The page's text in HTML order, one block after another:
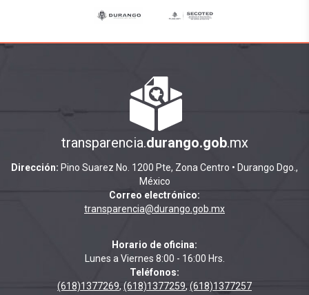
transparencia.durango.gob.mx
Dirección: Pino Suarez No. 1200 Pte, Zona Centro • Durango Dgo.,
México
Correo electrónico:
transparencia@durango.gob.mx
Horario de oficina:
Lunes a Viernes 8:00 - 16:00 Hrs.
Teléfonos:
(618)1377269, (618)1377259, (618)1377257